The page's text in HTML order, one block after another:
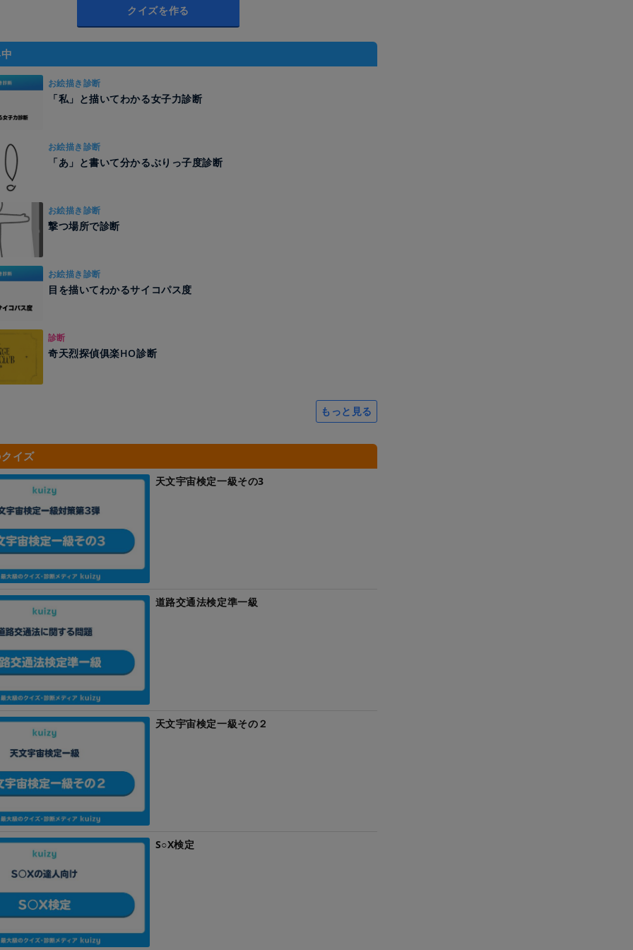
クイズを作る
お絵描き診断
「私」と描いてわかる女子力診断
お絵描き診断
「あ」と書いて分かるぶりっ子度診断
お絵描き診断
撃つ場所で診断
お絵描き診断
目を描いてわかるサイコパス度
診断
奇天烈探偵俱楽HO診断
もっと見る
イズ
天文宇宙検定一級その3
道路交通法検定準一級
天文宇宙検定一級その２
S○X検定